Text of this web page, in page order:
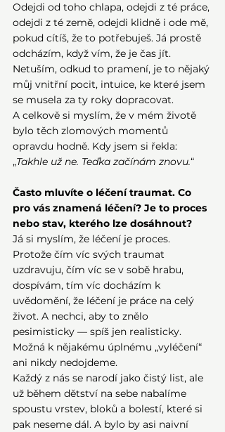
Odejdi od toho chlapa, odejdi z té práce,
odejdi z té země, odejdi klidně i ode mě,
pokud cítíš, že to potřebuješ. Já prostě
odcházím, když vím, že je čas jít.
Netuším, odkud to pramení, je to nějaký
můj vnitřní pocit, intuice, ke které jsem
se musela za ty roky dopracovat.
A celkově si myslím, že v mém životě
bylo těch zlomových momentů
opravdu hodně. Kdy jsem si řekla:
„Takhle už ne. Teďka začínám znovu.“
Často mluvíte o léčení traumat. Co
pro vás znamená léčení? Je to proces
nebo stav, kterého lze dosáhnout?
Já si myslím, že léčení je proces.
Protože čím víc svých traumat
uzdravuju, čím víc se v sobě hrabu,
dospívám, tím víc docházím k
uvědomění, že léčení je práce na celý
život. A nechci, aby to znělo
pesimisticky — spíš jen realisticky.
Možná k nějakému úplnému „vyléčení“
ani nikdy nedojdeme.
Každý z nás se narodí jako čistý list, ale
už během dětství na sebe nabalíme
spoustu vrstev, bloků a bolestí, které si
pak neseme dál. A bylo by asi naivní